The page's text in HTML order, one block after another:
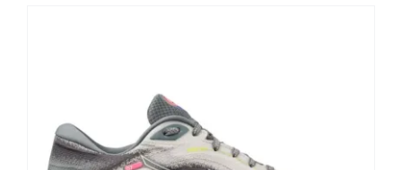
kan
gekozen
worden
op